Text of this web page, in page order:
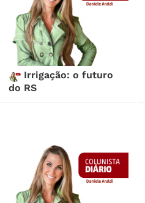
Irrigação: o futuro
do RS